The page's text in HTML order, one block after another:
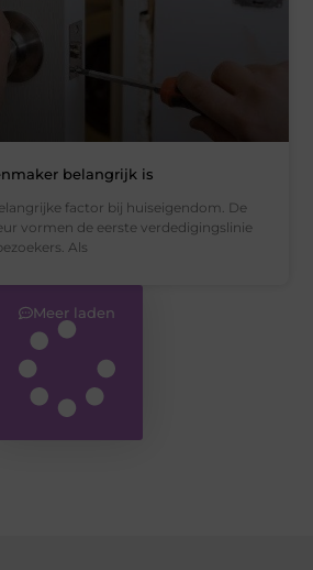
belangrijk is
factor bij huiseigendom. De
vormen de eerste verdedigingslinie
Als
Meer laden